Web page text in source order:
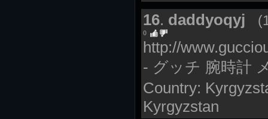
16. daddyoqyj
0
http://
- グッチ 腕時計
Country:
Kyrgyzstan